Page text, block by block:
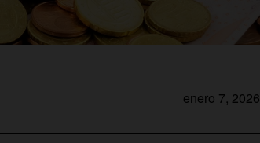
enero 7, 2026